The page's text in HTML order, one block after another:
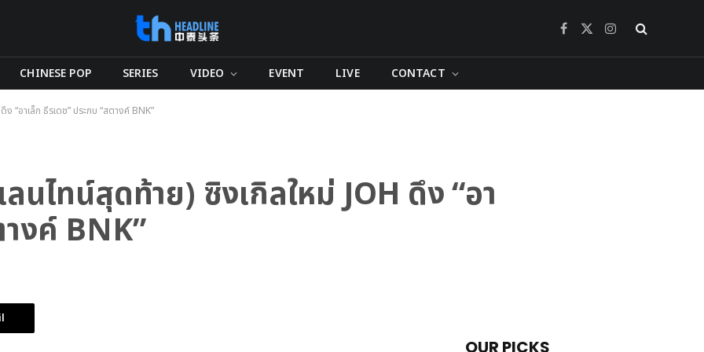
Facebook
X
Instagram
CHINESE POP SERIES VIDEO EVENT LIVE CONTACT
“อาเล็ก ธีรเดช” ประกบ “สตางค์ BNK”
นไทน์สุดท้าย) ซิงเกิลใหม่ JOH ดึง “อา
งค์ BNK”
OUR PICKS